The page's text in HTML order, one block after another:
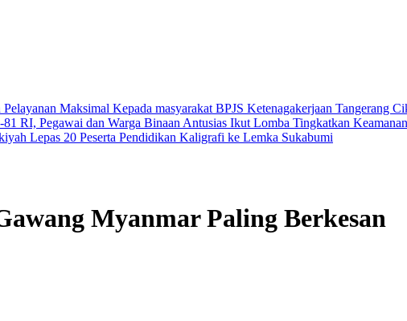
Maksimal Kepada masyarakat BPJS Ketenagakerjaan Tangerang
RI, Pegawai dan Warga Binaan Antusias Ikut Lomba Tingkatkan
Lepas 20 Peserta Pendidikan Kaligrafi ke Lemka Sukabumi
Myanmar Paling Berkesan